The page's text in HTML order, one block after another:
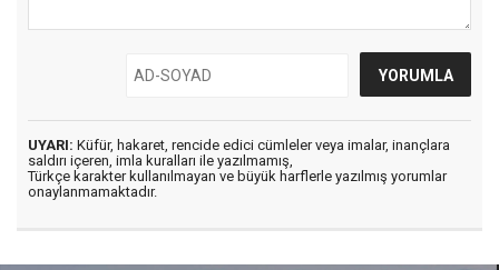
UYARI: Küfür, hakaret, rencide edici cümleler veya imalar, inançlara
saldırı içeren, imla kuralları ile yazılmamış,
Türkçe karakter kullanılmayan ve büyük harflerle yazılmış yorumlar
onaylanmamaktadır.